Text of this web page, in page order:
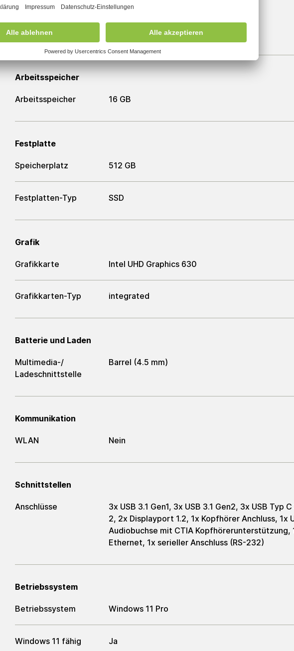
Prozessor
Prozessor Intel Core i5-8500
Arbeitsspeicher
Arbeitsspeicher 16 GB
Festplatte
Speicherplatz 512 GB
Festplatten-Typ SSD
Grafik
Grafikkarte Intel UHD Graphics 630
Grafikkarten-Typ integrated
Batterie und Laden
Multimedia-/​
Ladeschnittstelle
Barrel (4.5 mm)
Kommunikation
WLAN Nein
Schnittstellen
Anschlüsse
3x USB 3.1 Gen1, 3x USB 3.1 Gen2, 3x USB Typ C
2, 2x Displayport 1.2, 1x Kopfhörer Anchluss, 1x
Audiobuchse mit CTIA Kopfhörerunterstützung,
Ethernet, 1x serieller Anschluss (RS-232)
Betriebssystem
Betriebssystem Windows 11 Pro
Windows 11 fähig Ja